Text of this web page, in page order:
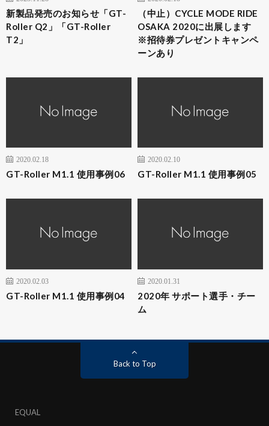
新製品発売のお知らせ「GT-
Roller Q2」「GT-Roller
T2」
（中止）CYCLE MODE RIDE
OSAKA 2020に出展します
※招待券プレゼントキャンペ
ーンあり
2020.02.18
GT-Roller M1.1 使用事例06
2020.02.10
GT-Roller M1.1 使用事例05
2020.02.03
GT-Roller M1.1 使用事例04
2020.01.31
2020年 サポート選手・チー
ム
Back to Top
EQUAL